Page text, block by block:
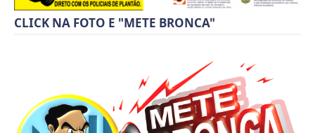
CLICK NA FOTO E "METE BRONCA"